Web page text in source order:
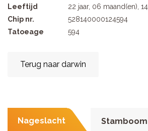
Leeftijd
22 jaar, 06 maand(en),
Chip nr.
528140000124594
Tatoeage
594
Terug naar darwin
Nageslacht Stamboom